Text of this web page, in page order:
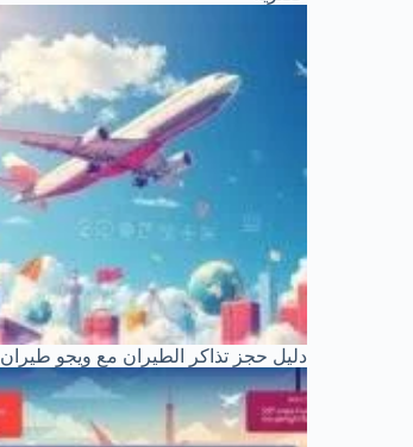
دليل حجز تذاكر الطيران مع ويجو طيران